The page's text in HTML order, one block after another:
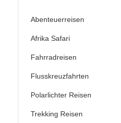
Abenteuerreisen
Afrika Safari
Fahrradreisen
Flusskreuzfahrten
Polarlichter Reisen
Trekking Reisen